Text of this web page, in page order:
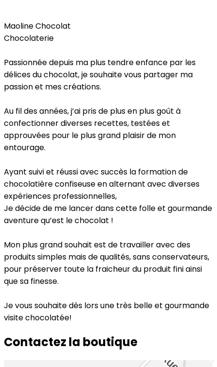
Maoline Chocolat
Chocolaterie
Passionnée depuis ma plus tendre enfance par les
délices du chocolat, je souhaite vous partager ma
passion et mes créations.
Au fil des années, j’ai pris de plus en plus goût à
confectionner diverses recettes, testées et
approuvées pour le plus grand plaisir de mon
entourage.
Ayant suivi et réussi avec succès la formation de
chocolatière confiseuse en alternant avec diverses
expériences professionnelles,
Je décide de me lancer dans cette folle et gourmande
aventure qu’est le chocolat !
Mon plus grand souhait est de travailler avec des
produits simples mais de qualités, sans conservateurs,
pour préserver toute la fraicheur du produit fini ainsi
que sa finesse.
Je vous souhaite dès lors une très belle et gourmande
visite chocolatée!
Contactez la boutique